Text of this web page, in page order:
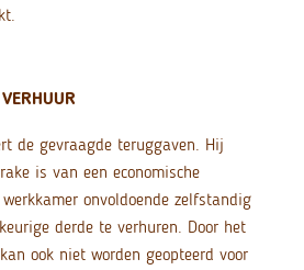
de gevraagde teruggaven. Hij
is van een economische
onvoldoende zelfstandig
derde te verhuren. Door het
ook niet worden geopteerd voor